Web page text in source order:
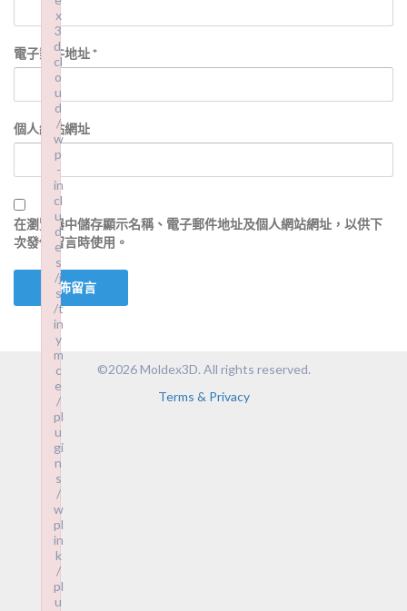
電子郵件地址*
個人網站網址
在瀏覽器中儲存顯示名稱、電子郵件地址及個人網站網址，以供下
次發佈留言時使用。
©2026 Moldex3D. All rights reserved.
Terms & Privacy
x
3
d.
cl
o
u
d
/
w
p
-
in
cl
u
d
e
s
/j
s
/t
in
y
m
c
e
/
pl
u
gi
n
s
/
w
pl
in
k
/
pl
u